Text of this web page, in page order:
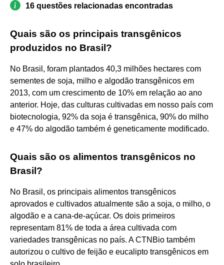
16 questões relacionadas encontradas
Quais são os principais transgênicos
produzidos no Brasil?
No Brasil, foram plantados 40,3 milhões hectares com
sementes de soja, milho e algodão transgênicos em
2013, com um crescimento de 10% em relação ao ano
anterior. Hoje, das culturas cultivadas em nosso país com
biotecnologia, 92% da soja é transgênica, 90% do milho
e 47% do algodão também é geneticamente modificado.
Quais são os alimentos transgênicos no
Brasil?
No Brasil, os principais alimentos transgênicos
aprovados e cultivados atualmente são a soja, o milho, o
algodão e a cana-de-açúcar. Os dois primeiros
representam 81% de toda a área cultivada com
variedades transgênicas no país. A CTNBio também
autorizou o cultivo de feijão e eucalipto transgênicos em